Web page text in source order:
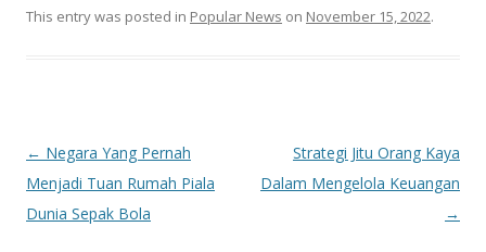
This entry was posted in Popular News on November 15, 2022.
Post
navigation
← Negara Yang Pernah
Menjadi Tuan Rumah Piala
Dunia Sepak Bola
Strategi Jitu Orang Kaya
Dalam Mengelola Keuangan
→